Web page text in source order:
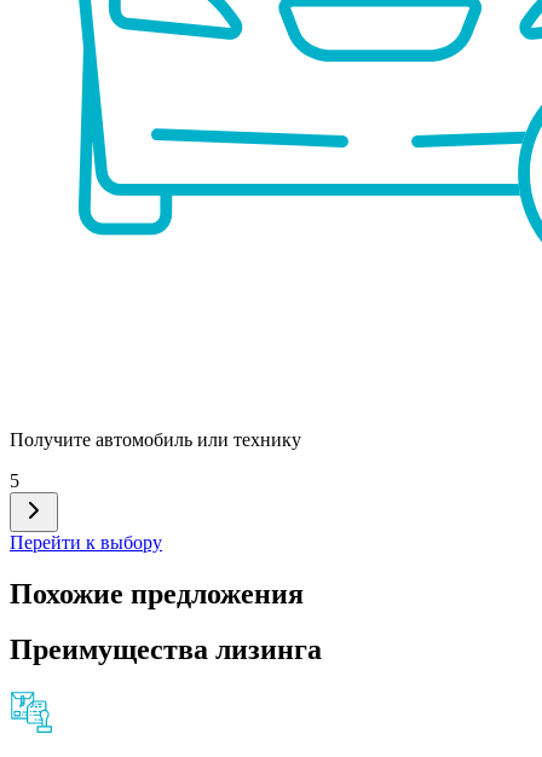
Получите автомобиль или технику
5
Перейти к выбору
Похожие предложения
Преимущества лизинга